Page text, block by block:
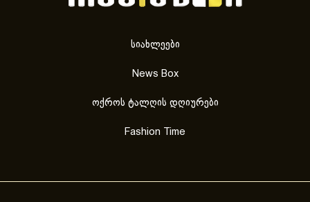
სიახლეები
News Box
ოქროს ტალღის დღიურები
Fashion Time